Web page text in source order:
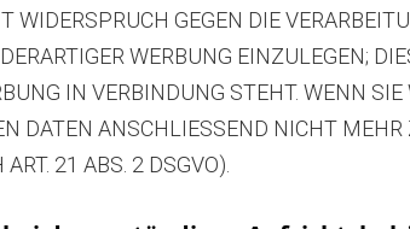
WIDERSPRUCH GEGEN DIE
WERBUNG EINZULEGEN;
IN VERBINDUNG STEHT. WENN
DATEN ANSCHLIESSEND NICHT
21 ABS. 2 DSGVO).